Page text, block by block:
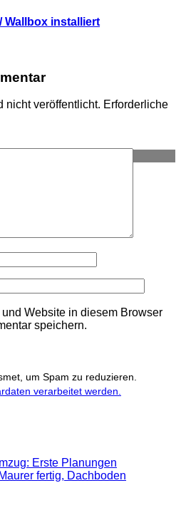
Wallbox installiert
nicht veröffentlicht. Erforderliche
Website in diesem Browser
speichern.
um Spam zu reduzieren.
verarbeitet werden.
Erste Planungen
Maurer fertig, Dachboden